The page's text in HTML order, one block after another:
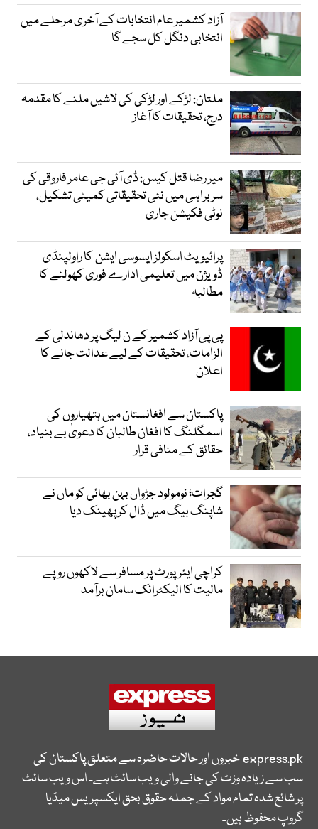
آزاد کشمیر عام انتخابات کے آخری مرحلے میں
انتخابی دنگل کل سجے گا
ملتان: لڑکے اور لڑکی کی لاشیں ملنے کا مقدمہ
درج، تحقیقات کا آغاز
میر رضا قتل کیس: ڈی آئی جی عامر فاروقی کی
سربراہی میں نئی تحقیقاتی کمیٹی تشکیل،
نوٹی فکیشن جاری
پرائیویٹ اسکولز ایسوسی ایشن کا راولپنڈی
ڈویژن میں تعلیمی ادارے فوری کھولنے کا
مطالبہ
پی پی آزاد کشمیر کے ن لیگ پر دھاندلی کے
الزامات، تحقیقات کے لیے عدالت جانے کا
اعلان
پاکستان سے افغانستان میں ہتھیاروں کی
اسمگلنگ کا افغان طالبان کا دعویٰ بے بنیاد،
حقائق کے منافی قرار
گجرات؛ نومولود جڑواں بہن بھائی کو ماں نے
شاپنگ بیگ میں ڈال کر پھینک دیا
کراچی ایئرپورٹ پر مسافر سے لاکھوں روپے
مالیت کا الیکٹرانک سامان برآمد
express.pkخبروں اور حالات حاضرہ سے متعلق پاکستان کی
سب سے زیادہ وزٹ کی جانے والی ویب سائٹ ہے۔ اس ویب سائٹ
پر شائع شدہ تمام مواد کے جملہ حقوق بحق ایکسپریس میڈیا
گروپ محفوظ ہیں۔